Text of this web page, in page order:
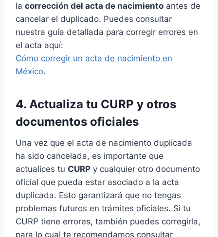
la corrección del acta de nacimiento antes de
cancelar el duplicado. Puedes consultar
nuestra guía detallada para corregir errores en
el acta aquí:
Cómo corregir un acta de nacimiento en
México.
4. Actualiza tu CURP y otros
documentos oficiales
Una vez que el acta de nacimiento duplicada
ha sido cancelada, es importante que
actualices tu CURP y cualquier otro documento
oficial que pueda estar asociado a la acta
duplicada. Esto garantizará que no tengas
problemas futuros en trámites oficiales. Si tu
CURP tiene errores, también puedes corregirla,
para lo cual te recomendamos consultar